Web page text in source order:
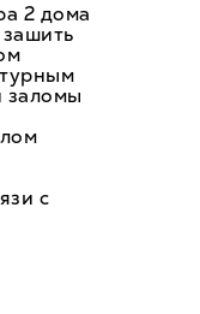
2 дома
заломы
с